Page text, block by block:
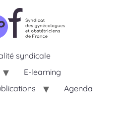
syndicale
E-learning
Agenda